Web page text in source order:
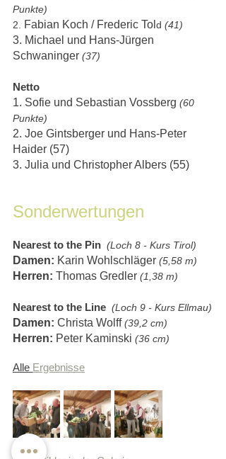
Punkte)
2.
Fabian Koch / Frederic Tol d (41)
3. Michael und Hans-Jürgen
Schwaninger (37)
Netto
1. Sofie und Sebastian Vossberg (60
Punkte)
2. Joe Gintsberger und Hans-Peter
Haider (57)
3. Julia und Christopher Albers (55)
Sonderwertungen
Nearest to the Pin (Loch 8 - Kurs Tirol)
Damen: Karin Wohlschläger (5,58 m)
Herren: Thomas Gredler (1,38 m)
Nearest to the Line (Loch 9 - Kurs Ellmau)
Damen: Christa Wolff (39,2 cm)
Herren: Peter Kaminski (36 cm)
Alle Ergebnisse